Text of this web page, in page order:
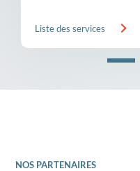
Liste des services
NOS PARTENAIRES